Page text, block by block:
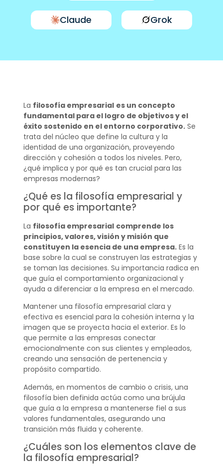
Claude Grok
La filosofía empresarial es un concepto
fundamental para el logro de objetivos y el
éxito sostenido en el entorno corporativo.Se
trata del núcleo que define la cultura y la
identidad de una organización, proveyendo
dirección y cohesión a todos los niveles. Pero,
¿qué implica y por qué es tan crucial para las
empresas modernas?
¿Qué es la filosofía empresarial y
por qué es importante?
La filosofía empresarial comprende los
principios, valores, visión y misión que
constituyen la esencia de una empresa.Es la
base sobre la cual se construyen las estrategias y
se toman las decisiones. Su importancia radica en
que guía el comportamiento organizacional y
ayuda a diferenciar a la empresa en el mercado.
Mantener una filosofía empresarial clara y
efectiva es esencial para la cohesión interna y la
imagen que se proyecta hacia el exterior. Es lo
que permite a las empresas conectar
emocionalmente con sus clientes y empleados,
creando una sensación de pertenencia y
propósito compartido.
Además, en momentos de cambio o crisis, una
filosofía bien definida actúa como una brújula
que guía a la empresa a mantenerse fiel a sus
valores fundamentales, asegurando una
transición más fluida y coherente.
¿Cuáles son los elementos clave de
la filosofía empresarial?